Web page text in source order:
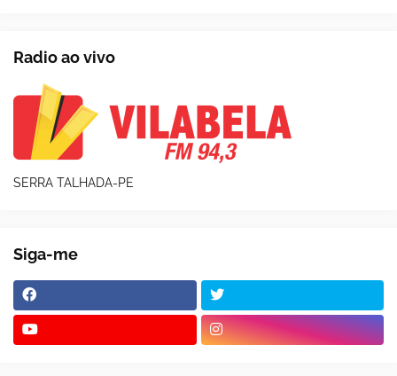
Radio ao vivo
SERRA TALHADA-PE
Siga-me